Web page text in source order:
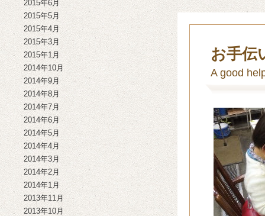
2015年6月
2015年5月
2015年4月
2015年3月
2015年1月
2014年10月
2014年9月
2014年8月
2014年7月
2014年6月
2014年5月
2014年4月
2014年3月
2014年2月
2014年1月
2013年11月
2013年10月
お手伝
A good